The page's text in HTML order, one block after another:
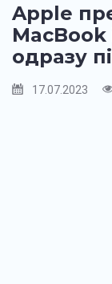
Apple
MacBook
одразу
17.07.2023